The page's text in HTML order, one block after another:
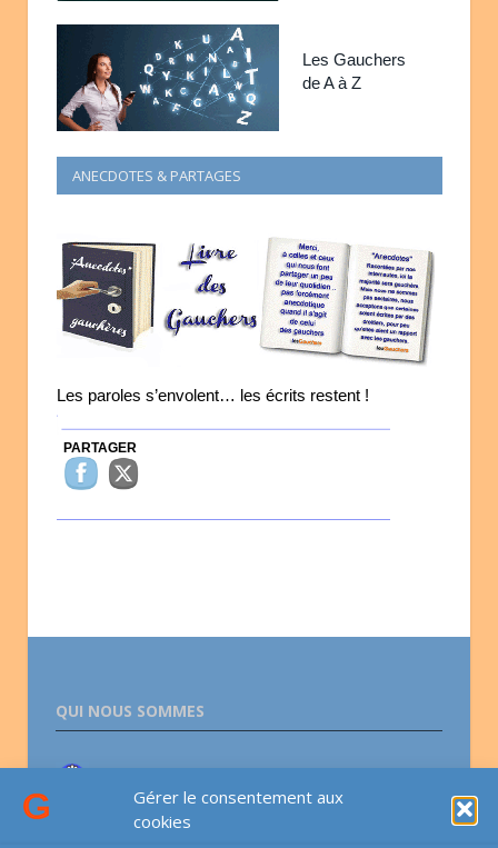
Gérer le consentement aux
cookies
Les Gauchers
de A à Z
ANECDOTES & PARTAGES
Les paroles s’envolent… les écrits restent !
PARTAGER
QUI NOUS SOMMES
Association lesGauchers.com